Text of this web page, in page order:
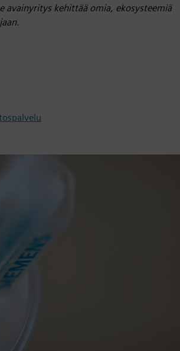
avainyritys kehittää omia, ekosysteemiä